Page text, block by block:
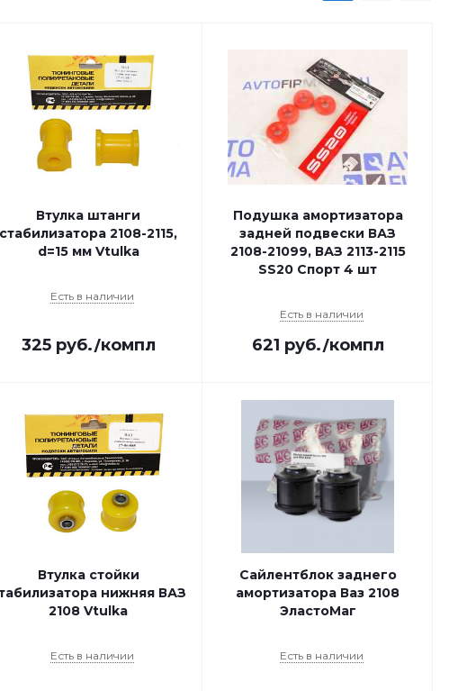
Втулка штанги
стабилизатора 2108-2115,
d=15 мм Vtulka
Есть в наличии
325руб./компл
Подушка амортизатора
задней подвески ВАЗ
2108-21099, ВАЗ 2113-2115
SS20 Спорт 4 шт
Есть в наличии
621 руб./компл
Втулка стойки
нижняя ВАЗ
2108 Vtulka
Есть в наличии
Сайлентблок заднего
амортизатора Ваз 2108
ЭластоМаг
Есть в наличии